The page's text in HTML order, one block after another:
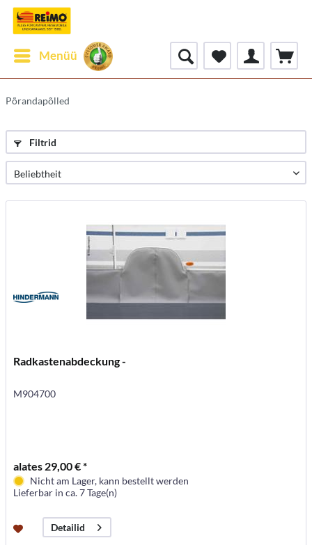
Menüü
Põrandapõlled
Filtrid
Radkastenabdeckung -
M904700
alates 29,00 € *
Nicht am Lager, kann bestellt werden
Lieferbar in ca. 7 Tage(n)
Detailid